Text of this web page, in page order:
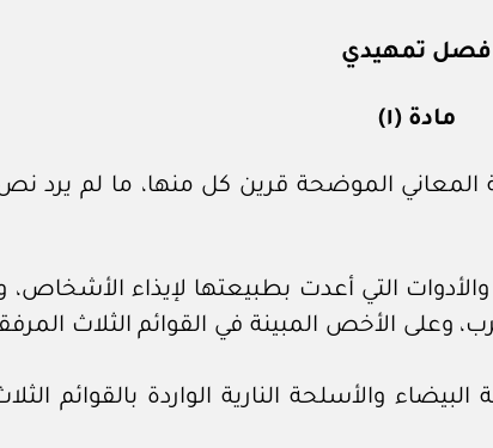
فصل تمهيدي
مادة (١)
المعاني الموضحة قرين كل منها، ما لم يرد
والأدوات التي أعدت بطبيعتها لإيذاء الأشخاص،
وعلى الأخص المبينة في القوائم الثلاث
والأسلحة النارية الواردة بالقوائم الثلاث